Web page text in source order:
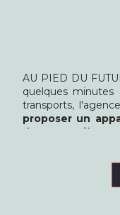
AU PIED DU
quelques
transports, l'agence
proposer un
de type 2 pièces
manger
indépendante,